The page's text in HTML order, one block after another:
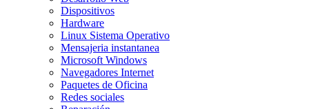
Dispositivos
Hardware
Linux Sistema Operativo
Mensajeria instantanea
Microsoft Windows
Navegadores Internet
Paquetes de Oficina
Redes sociales